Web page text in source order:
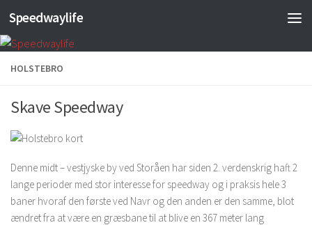
Skip to content
Speedwaylife
HOLSTEBRO
Skave Speedway
Denne midt – vestjyske by ved Storåen har siden 2. verdenskrig haft 2
lange perioder med stor interesse for speedway og i praksis hele 3
baner hvoraf den første ved Navr og den anden er den samme, blot
ændret fra at være en græsbane til at blive en 367 meter lang